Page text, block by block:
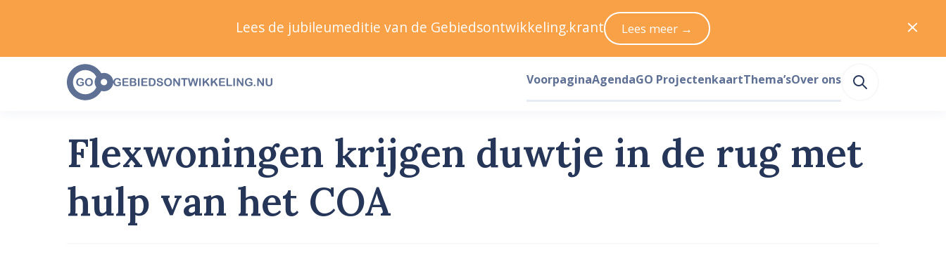
Flexwoningen krijgen duwtje in de rug met
hulp van het COA
Lees de jubileumeditie van de Gebiedsontwikkeling.krant Lees meer →
VoorpaginaAgendaGO ProjectenkaartThema’sOver ons